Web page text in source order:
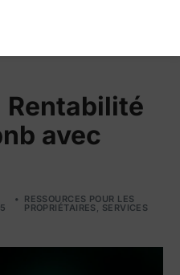
Rentabilité
avec
RESSOURCES POUR LES
PROPRIÉTAIRES, SERVICES